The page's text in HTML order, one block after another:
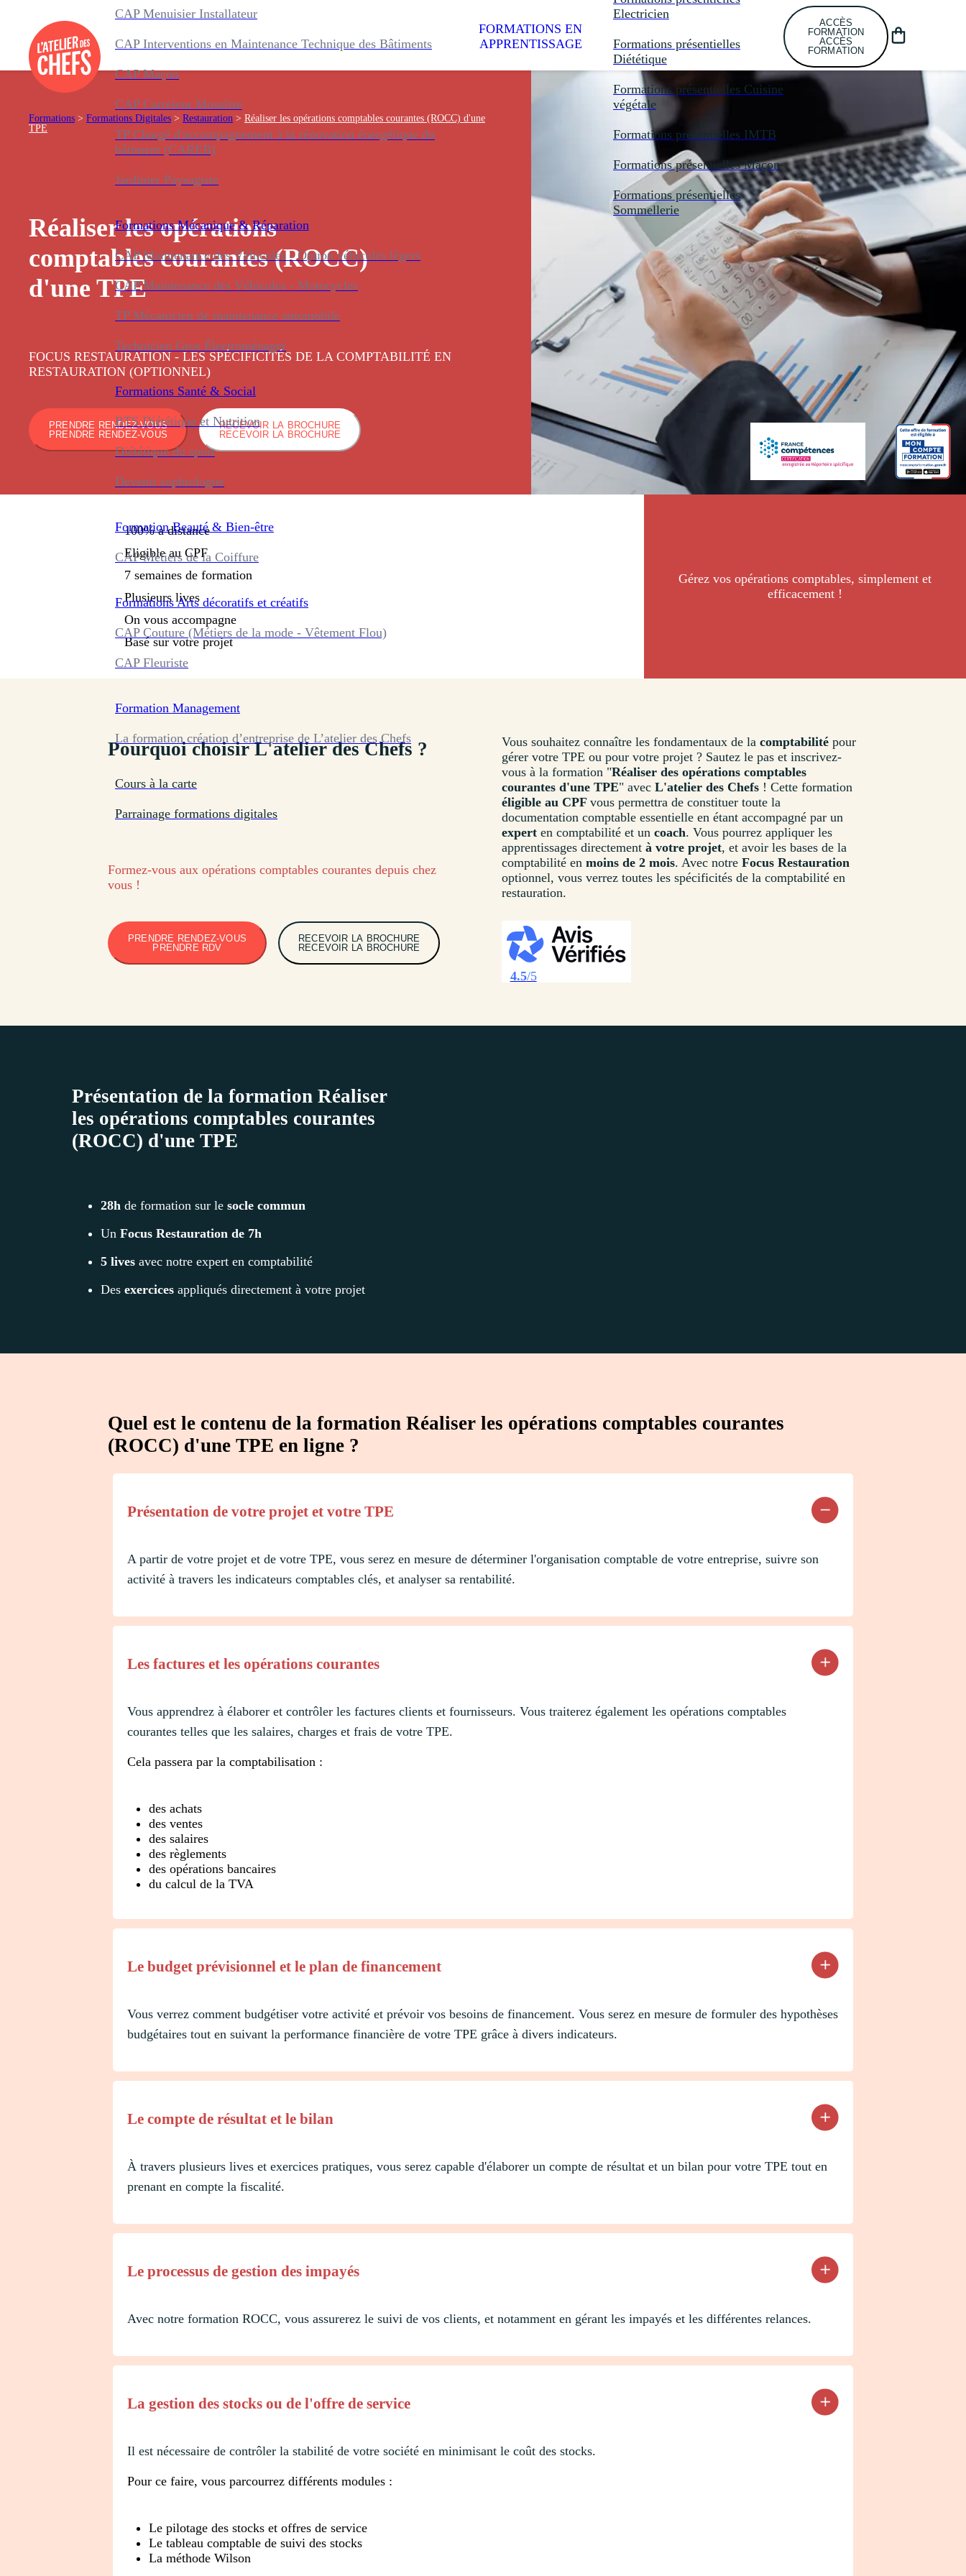
CAP Menuisier Installateur
CAP Interventions en Maintenance Technique des Bâtiments
CAP Maçon
CAP Carreleur Mosaïste
TP Chargé d'accompagnement à la rénovation énergétique du
bâtiment (CAREB)
Jardinier Paysagiste
Formations Mécanique & Réparation
CAP Maintenance des Véhicules - Option véhicules légers
CAP Maintenance des Véhicules - Motocycles
TP Mécanicien de maintenance automobile
Technicien Gros Électroménager
Formations Santé & Social
BTS Diététique et Nutrition
Diététique du sport
Devenir sophrologue
Formation Beauté & Bien-être
CAP Métiers de la Coiffure
Formations Arts décoratifs et créatifs
CAP Couture (Métiers de la mode - Vêtement Flou)
CAP Fleuriste
Formation Management
La formation création d’entreprise de L’atelier des Chefs
Cours à la carte
Parrainage formations digitales
FORMATIONS EN
APPRENTISSAGE
Electricien
Formations présentielles
Diététique
Formations présentielles Cuisine
végétale
Formations présentielles IMTB
Formations présentielles Maçon
Formations présentielles
Sommellerie
ACCÈS
FORMATION
ACCÈS
FORMATION
Formations > Formations Digitales > Restauration > Réaliser les opérations comptables courantes (ROCC) d'une
TPE
Réaliser les opérations
comptables courantes (ROCC)
d'une TPE
FOCUS RESTAURATION - LES SPÉCIFICITÉS DE LA COMPTABILITÉ EN
RESTAURATION (OPTIONNEL)
PRENDRE RENDEZ-VOUS
PRENDRE RENDEZ-VOUS
RECEVOIR LA BROCHURE
RECEVOIR LA BROCHURE
100% à distance
Eligible au CPF
7 semaines de formation
Plusieurs lives
On vous accompagne
Basé sur votre projet
Gérez vos opérations comptables, simplement et
efficacement !
Pourquoi choisir L'atelier des Chefs ?
Formez-vous aux opérations comptables courantes depuis chez
vous !
PRENDRE RENDEZ-VOUS
PRENDRE RDV
RECEVOIR LA BROCHURE
RECEVOIR LA BROCHURE
Vous souhaitez connaître les fondamentaux de la comptabilitépour
gérer votre TPE ou pour votre projet ? Sautez le pas et inscrivez-
vous à la formation "Réaliser des opérations comptables
courantes d'une TPE" avec L'atelier des Chefs! Cette formation
éligible au CPF vous permettra de constituer toute la
documentation comptable essentielle en étant accompagné par un
experten comptabilité et un coach. Vous pourrez appliquer les
apprentissages directement à votre projet, et avoir les bases de la
comptabilité en moins de 2 mois. Avec notre Focus Restauration
optionnel, vous verrez toutes les spécificités de la comptabilité en
restauration.
4.5/5
Présentation de la formation Réaliser
les opérations comptables courantes
(ROCC) d'une TPE
28h de formation sur le socle commun
Un Focus Restauration de 7h
5 lives avec notre expert en comptabilité
Des exercices appliqués directement à votre projet
Quel est le contenu de la formation Réaliser les opérations comptables courantes
(ROCC) d'une TPE en ligne ?
Présentation de votre projet et votre TPE
A partir de votre projet et de votre TPE, vous serez en mesure de déterminer l'organisation comptable de votre entreprise, suivre son
activité à travers les indicateurs comptables clés, et analyser sa rentabilité.
Les factures et les opérations courantes
Vous apprendrez à élaborer et contrôler les factures clients et fournisseurs. Vous traiterez également les opérations comptables
courantes telles que les salaires, charges et frais de votre TPE.
Cela passera par la comptabilisation :
des achats
des ventes
des salaires
des règlements
des opérations bancaires
du calcul de la TVA
Le budget prévisionnel et le plan de financement
Vous verrez comment budgétiser votre activité et prévoir vos besoins de financement. Vous serez en mesure de formuler des hypothèses
budgétaires tout en suivant la performance financière de votre TPE grâce à divers indicateurs.
Le compte de résultat et le bilan
À travers plusieurs lives et exercices pratiques, vous serez capable d'élaborer un compte de résultat et un bilan pour votre TPE tout en
prenant en compte la fiscalité.
Le processus de gestion des impayés
Avec notre formation ROCC, vous assurerez le suivi de vos clients, et notamment en gérant les impayés et les différentes relances.
La gestion des stocks ou de l'offre de service
Il est nécessaire de contrôler la stabilité de votre société en minimisant le coût des stocks.
Pour ce faire, vous parcourrez différents modules :
Le pilotage des stocks et offres de service
Le tableau comptable de suivi des stocks
La méthode Wilson